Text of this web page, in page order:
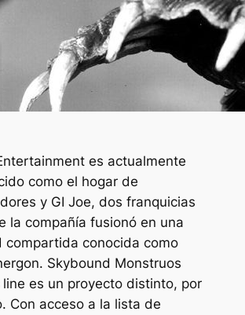
es actualmente
como el hogar de
y GI Joe, dos franquicias
la compañía fusionó en una
compartida conocida como
Skybound Monstruos
line es un proyecto distinto, por
Con acceso a la lista de